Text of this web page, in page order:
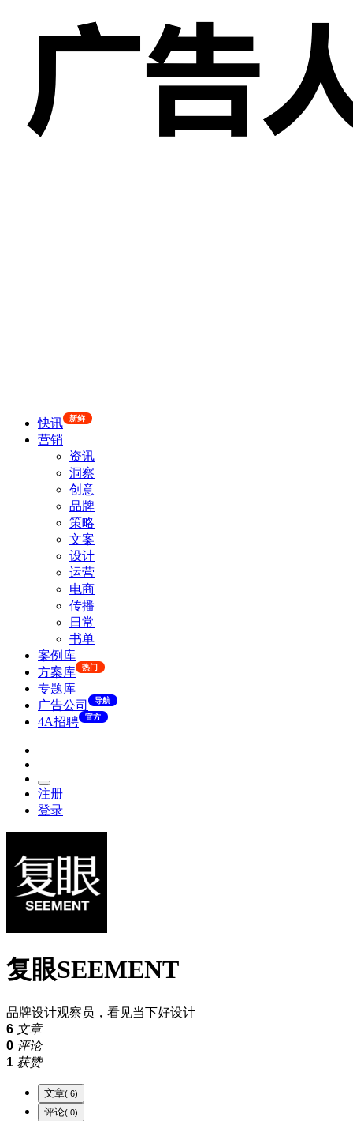
快讯 新鲜
营销
资讯
洞察
创意
品牌
策略
文案
设计
运营
电商
传播
日常
书单
案例库
方案库
热门
专题库
广告公司
导航
4A招聘 官方
注册
登录
复眼SEEMENT
品牌设计观察员，看见当下好设计
6 文章
0 评论
1 获赞
文章 ( 6)
评论 ( 0)